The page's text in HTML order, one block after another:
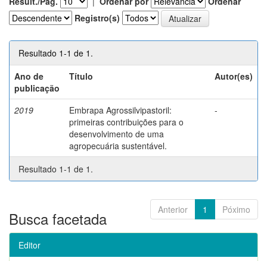
Registro(s)
Resultado 1-1 de 1.
Ano de
publicação
Título Autor(es)
2019
Embrapa Agrossilvipastoril:
primeiras contribuições para o
desenvolvimento de uma
agropecuária sustentável.
-
Resultado 1-1 de 1.
Anterior 1 Póximo
Busca facetada
Editor